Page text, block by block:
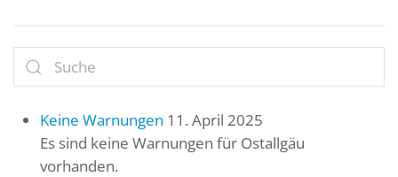
Keine Warnungen 11. April 2025
Es sind keine Warnungen für Ostallgäu
vorhanden.